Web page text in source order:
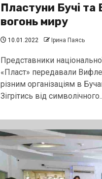
Пластуни Бучі
вогонь миру
10.01.2022 Ірина Паясь
Представники
«Пласт» передавали
різним організаціям в
Зігрітись від